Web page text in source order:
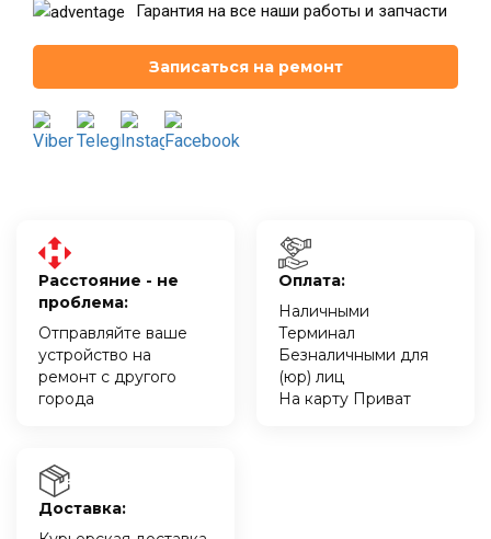
Гарантия на все наши работы и запчасти
Записаться на ремонт
Расстояние - не
проблема:
Отправляйте ваше
устройство на
ремонт с другого
города
Оплата:
Наличными
Терминал
Безналичными для
(юр) лиц
На карту Приват
Доставка: